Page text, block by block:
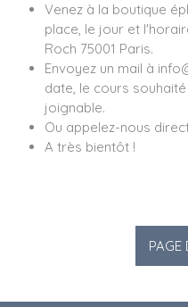
Venez à la boutique
place, le jour et
Roch 75001 Paris.
Envoyez un mail à
date, le cours
joignable.
Ou appelez-nous
A très bientôt !